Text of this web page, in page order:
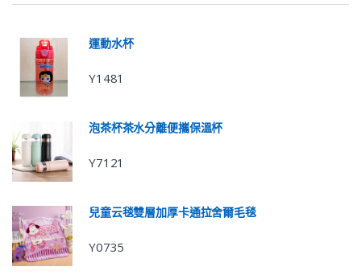
運動水杯
Y1481
泡茶杯茶水分離便攜保溫杯
Y7121
兒童云毯雙層加厚卡通拉舍爾毛毯
Y0735